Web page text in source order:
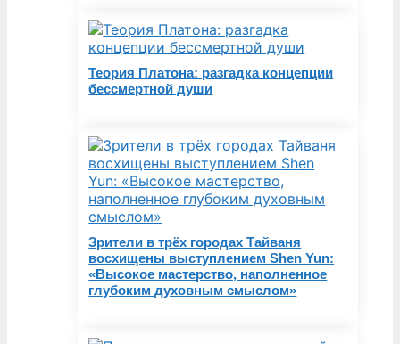
Теория Платона: разгадка концепции
бессмертной души
Зрители в трёх городах Тайваня
восхищены выступлением Shen Yun:
«Высокое мастерство, наполненное
глубоким духовным смыслом»